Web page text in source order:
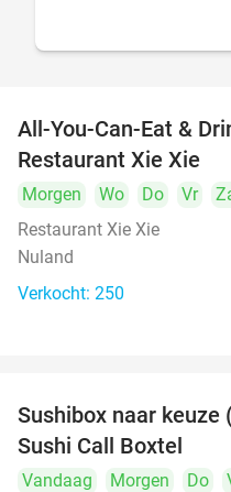
All-You-Can-Eat &
Restaurant Xie Xie
Morgen Wo Do Vr
Restaurant Xie Xie
Nuland
Verkocht: 250
Sushibox naar keuze
Sushi Call Boxtel
Vandaag Morgen Do